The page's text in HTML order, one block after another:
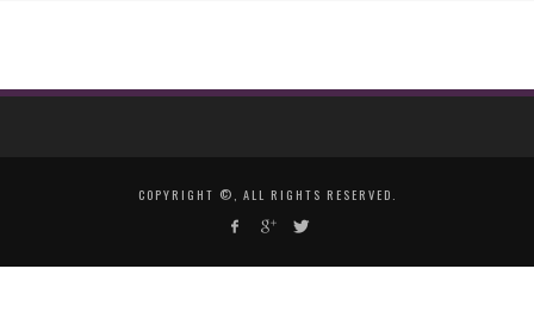
COPYRIGHT ©, ALL RIGHTS RESERVED.